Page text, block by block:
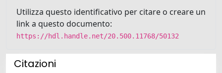
Utilizza questo identificativo per citare o creare un
link a questo documento:
https://hdl.handle.net/20.500.11768/50132
Citazioni